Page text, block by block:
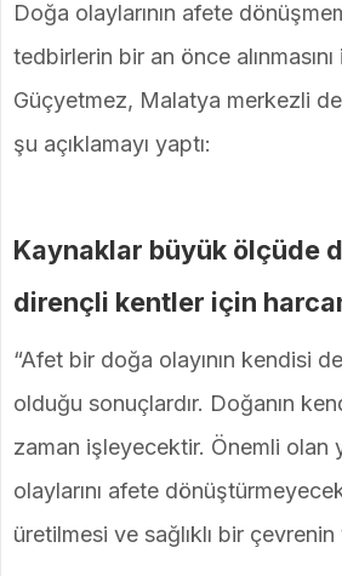
Doğa olaylarının afete
tedbirlerin bir an önce
Güçyetmez, Malatya merkezli
şu açıklamayı yaptı:
Kaynaklar büyük ölçüde
dirençli kentler için
“Afet bir doğa olayının kendisi
olduğu sonuçlardır. Doğanın
zaman işleyecektir. Önemli olan
olaylarını afete
üretilmesi ve sağlıklı bir çevrenin